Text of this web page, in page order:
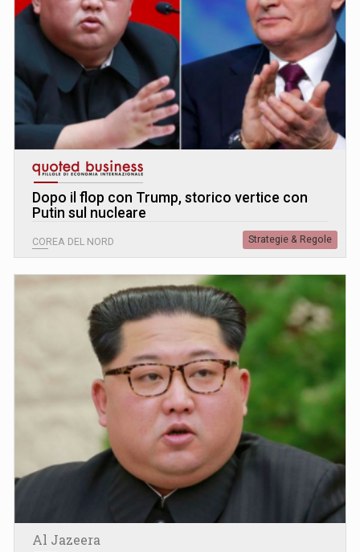
Dopo il flop con Trump, storico vertice con
Putin sul nucleare
COREA DEL NORD Strategie & Regole
Al Jazeera